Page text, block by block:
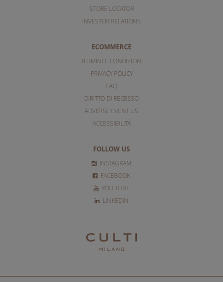
STORE LOCATOR
INVESTOR RELATIONS
ECOMMERCE
TERMINI E CONDIZIONI
PRIVACY POLICY
FAQ
DIRITTO DI RECESSO
ADVERSE EVENT US
ACCESSIBILITÀ
FOLLOW US
INSTAGRAM
FACEBOOK
YOU TUBE
LINKEDIN